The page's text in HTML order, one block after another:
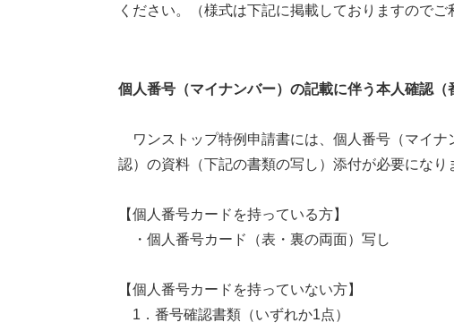
ください。（様式は下記に掲載しておりますのでご
個人番号（マイナンバー）の記載に伴う本人確認（
ワンストップ特例申請書には、個人番号（マイナ
認）の資料（下記の書類の写し）添付が必要になり
【個人番号カードを持っている方】
・個人番号カード（表・裏の両面）写し
【個人番号カードを持っていない方】
1．番号確認書類（いずれか1点）